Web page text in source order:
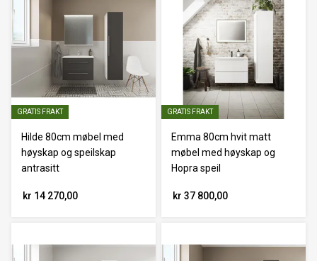
GRATIS FRAKT
Hilde 80cm møbel med
høyskap og speilskap
antrasitt
kr 14 270,00
GRATIS FRAKT
Emma 80cm hvit matt
møbel med høyskap og
Hopra speil
kr 37 800,00